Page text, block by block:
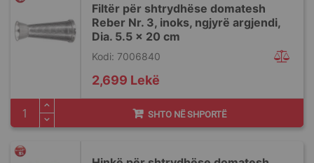
Filtër për shtrydhëse domatesh
Reber Nr. 3, inoks, ngjyrë argjendi,
Dia. 5.5 x 20 cm
Kodi: 7006840
2,699 Lekë
SHTO NË SHPORTË